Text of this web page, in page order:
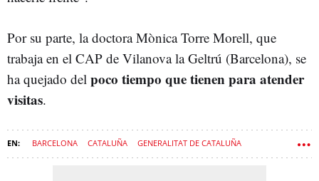
Por su parte, la doctora Mònica Torre Morell, que
trabaja en el CAP de Vilanova la Geltrú (Barcelona), se
ha quejado del poco tiempo que tienen para atender
visitas.
BARCELONA CATALUÑA GENERALITAT DE CATALUÑA